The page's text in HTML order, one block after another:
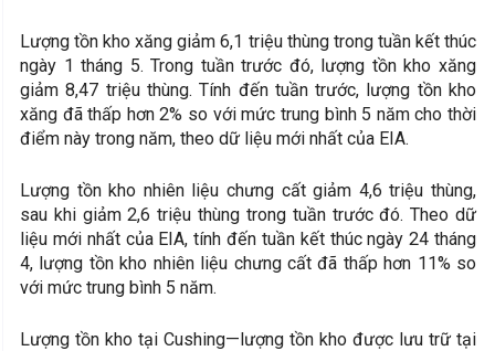
Lượng tồn kho xăng giảm 6,1 triệu thùng trong tuần kết thúc
ngày 1 tháng 5. Trong tuần trước đó, lượng tồn kho xăng
giảm 8,47 triệu thùng. Tính đến tuần trước, lượng tồn kho
xăng đã thấp hơn 2% so với mức trung bình 5 năm cho thời
điểm này trong năm, theo dữ liệu mới nhất của EIA.
Lượng tồn kho nhiên liệu chưng cất giảm 4,6 triệu thùng,
sau khi giảm 2,6 triệu thùng trong tuần trước đó. Theo dữ
liệu mới nhất của EIA, tính đến tuần kết thúc ngày 24 tháng
4, lượng tồn kho nhiên liệu chưng cất đã thấp hơn 11% so
với mức trung bình 5 năm.
Lượng tồn kho tại Cushing—lượng tồn kho được lưu trữ tại